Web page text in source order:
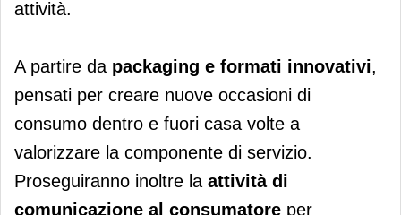
attività.
A partire da packaging e formati innovativi,
pensati per creare nuove occasioni di
consumo dentro e fuori casa volte a
valorizzare la componente di servizio.
Proseguiranno inoltre la attività di
comunicazione al consumatore per